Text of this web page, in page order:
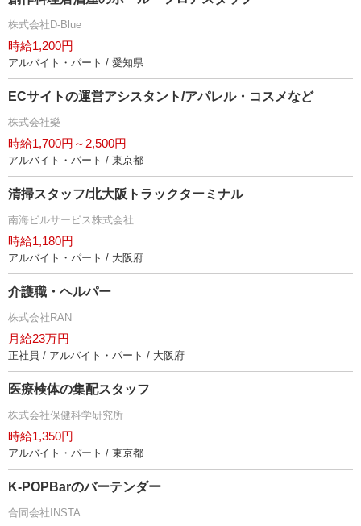
株式会社D-Blue
時給1,200円
アルバイト・パート / 愛知県
ECサイトの運営アシスタント/アパレル・コスメなど
株式会社樂
時給1,700円～2,500円
アルバイト・パート / 東京都
清掃スタッフ/北大阪トラックターミナル
南海ビルサービス株式会社
時給1,180円
アルバイト・パート / 大阪府
介護職・ヘルパー
株式会社RAN
月給23万円
正社員 / アルバイト・パート / 大阪府
医療検体の集配スタッフ
株式会社保健科学研究所
時給1,350円
アルバイト・パート / 東京都
K-POPBarのバーテンダー
合同会社INSTA